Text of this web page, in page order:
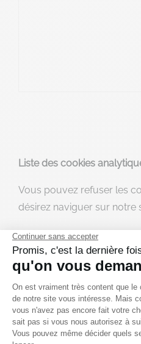
Liste des cookies
Vous pouvez refuser les
désirez naviguer sur notre
Nom Echéance